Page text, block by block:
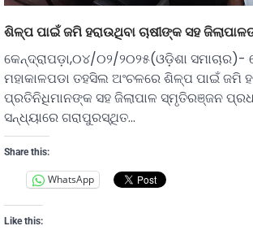
ଶିଳ୍ପ ପାଇଁ ଜମି ହରାଉଥିବା ଚାଷୀଙ୍କ ସହ
କେନ୍ଦ୍ରାପଡ଼ା,୦୪/୦୨/୨୦୨୫(ଓଡ଼ିଶା ସମାଚାର)-
ମହାକାଳପଡା ତହସିଲ ଅଂଚଳରେ ଶିଳ୍ପ ପାଇଁ ଜମି
ପ୍ରତିନିଧିମାନଙ୍କ ସହ ଜିଲାପାଳ ସ୍ମୃତିରଞ୍ଜନ
ସନ୍ଧ୍ୟାରେ ଗରାପୁରସ୍ଥିତ…
Share this:
WhatsApp
Like this: